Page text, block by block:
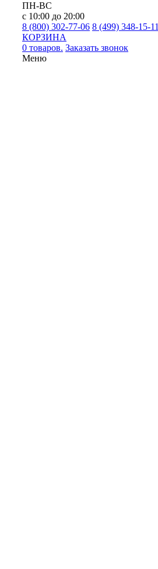
ПН-ВС
с 10:00 до 20:00
8 (800) 302-77-06 8 (499) 348-15-11
КОРЗИНА
0 товаров. Заказать звонок
Меню